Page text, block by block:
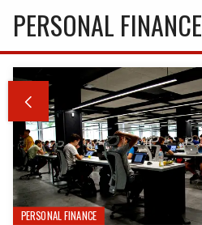
PERSONAL FINANCE

PERSONAL FINANCE